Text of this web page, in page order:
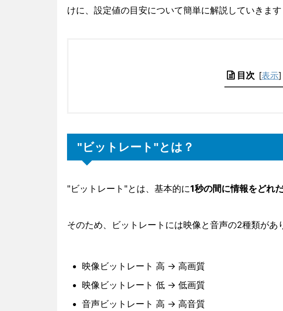
けに、設定値の目安について簡単に解説していきます
目次 [表示]
"ビットレート"とは？
"ビットレート"とは、基本的に1秒の間に情報をどれ
そのため、ビットレートには映像と音声の2種類があ
映像ビットレート 高 → 高画質
映像ビットレート 低 → 低画質
音声ビットレート 高 → 高音質